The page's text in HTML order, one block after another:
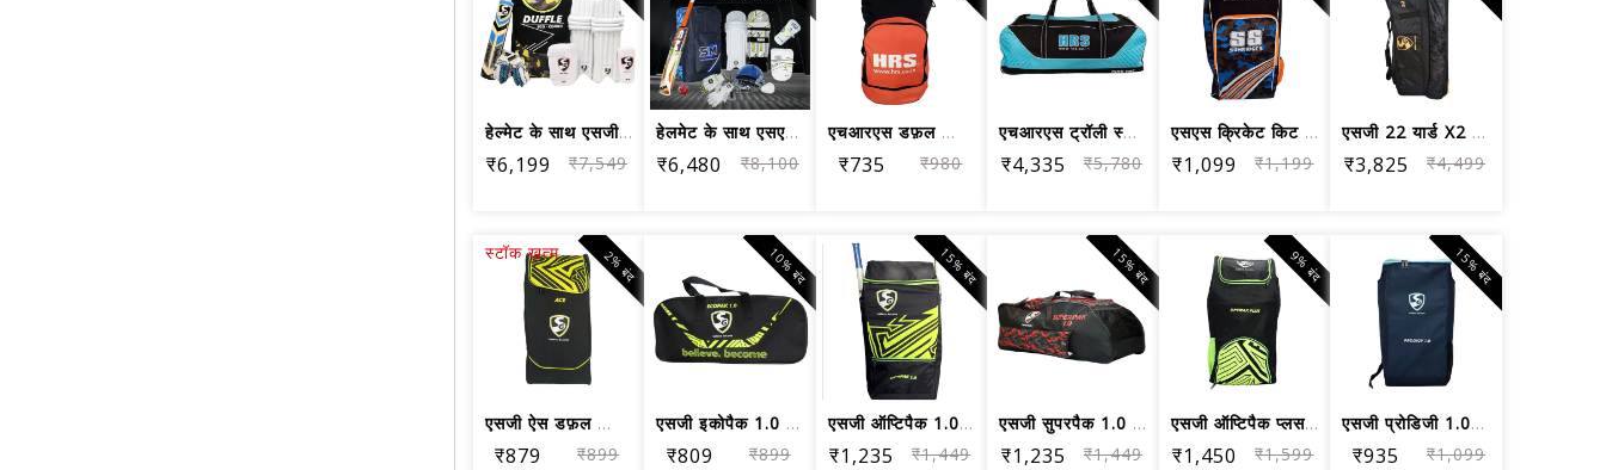
हेल्मेट के साथ एसजी क्रिकेट किट जूनिय...
₹6,199 ₹7,549
हेलमेट के साथ एसएम क्रिकेट किट जूनियर...
₹6,480 ₹8,100
एचआरएस डफ़ल क्रिकेट किट बैग
₹735 ₹980
एचआरएस ट्रॉली स्टाइल क्रिकेट टीम किटब...
₹4,335 ₹5,780
एसएस क्रिकेट किट बैग - कोल्ट आर्मी ब्लू
₹1,099 ₹1,199
एसजी 22 यार्ड X2 ट्रॉली क्रिकेट किटबै...
₹3,825 ₹4,499
एसजी ऐस डफ़ल क्रिकेट किटबैग - बड़ा (क...
₹879 ₹899
स्टॉक ख़त्म 2% बंद
एसजी इकोपैक 1.0 किट क्रिकेट किट बैग, बड़ा
₹809 ₹899
10% बंद
एसजी ऑप्टिपैक 1.0 डफ़ल क्रिकेट किटबैग, बड़ा
₹1,235 ₹1,449
15% बंद
एसजी सुपरपैक 1.0 किट क्रिकेट किट बैग, बड़ा
₹1,235 ₹1,449
15% बंद
एसजी ऑप्टिपैक प्लस डफ़ल क्रिकेट किटबै...
₹1,450 ₹1,599
9% बंद
एसजी प्रोडिजी 1.0 क्रिकेट किटबैग, बड़ा
₹935 ₹1,099
15% बंद